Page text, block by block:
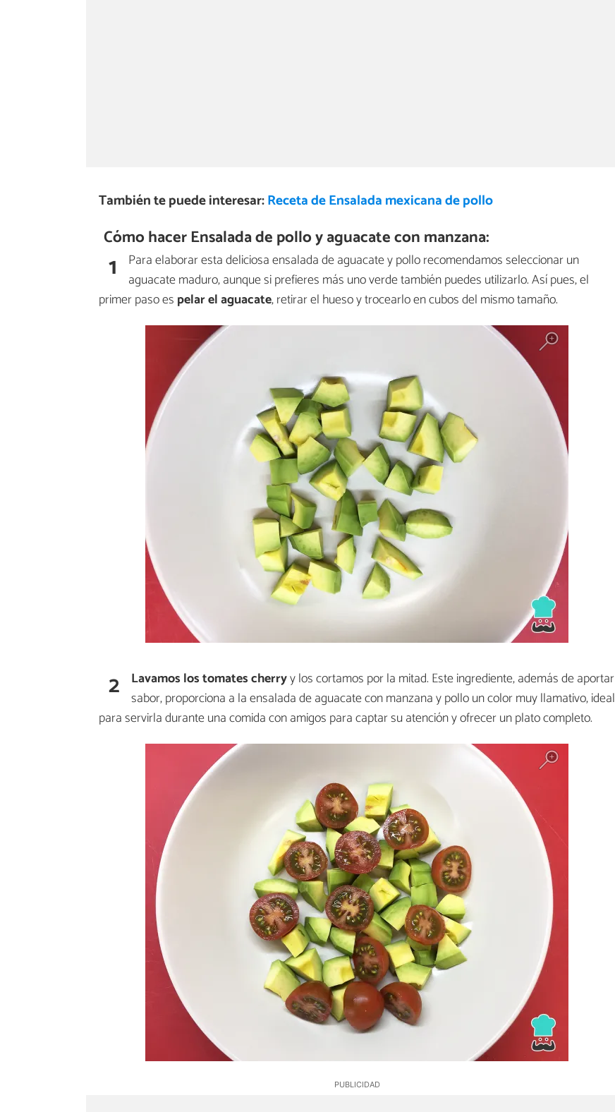
También te puede interesar:Receta de Ensalada mexicana de pollo
Cómo hacer Ensalada de pollo y aguacate con manzana:
1
Para elaborar esta deliciosa ensalada de aguacate y pollo recomendamos seleccionar un
aguacate maduro, aunque si prefieres más uno verde también puedes utilizarlo. Así pues, el
primer paso es pelar el aguacate, retirar el hueso y trocearlo en cubos del mismo tamaño.
2 Lavamos los tomates cherryy los cortamos por la mitad. Este ingrediente, además de aportar
sabor, proporciona a la ensalada de aguacate con manzana y pollo un color muy llamativo, ideal
para servirla durante una comida con amigos para captar su atención y ofrecer un plato completo.